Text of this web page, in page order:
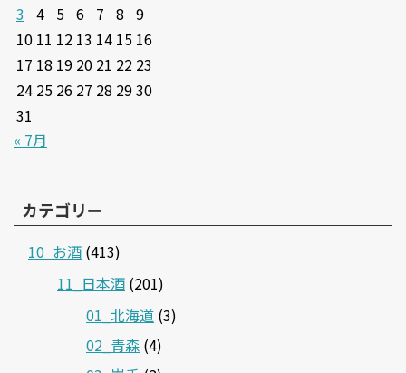
3 4 5 6 7 8 9
10 11 12 13 14 15 16
17 18 19 20 21 22 23
24 25 26 27 28 2930
31
« 7月
カテゴリー
10_お酒 (413)
11_日本酒 (201)
01_北海道 (3)
02_青森 (4)